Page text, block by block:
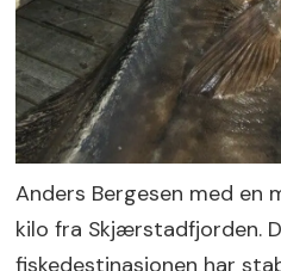
Anders Bergesen med en
kilo fra Skjærstadfjorden.